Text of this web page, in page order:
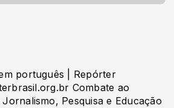
português | Repórter
Combate ao
Pesquisa e Educação